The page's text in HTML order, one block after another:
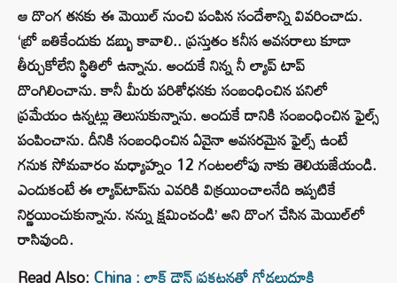
ఆ దొంగ తనకు ఈ మెయిల్ నుంచి పంపిన సందేశాన్ని వివరించాడు.
‘బ్రో బతికేందుకు డబ్బు కావాలి.. ప్రస్తుతం కనీస అవసరాలు కూడా
తీర్చుకోలేని స్థితిలో ఉన్నాను. అందుకే నిన్న నీ ల్యాప్ టాప్
దొంగిలించాను. కానీ మీరు పరిశోధనకు సంబంధించిన పనిలో
ప్రమేయం ఉన్నట్లు తెలుసుకున్నాను. అందుకే దానికి సంబంధించిన ఫైల్స్
పంపించాను. దీనికి సంబంధించిన ఏవైనా అవసరమైన ఫైల్స్‌ ఉంటే
గనుక సోమవారం మధ్యాహ్నం 12 గంటలలోపు నాకు తెలియజేయండి.
ఎందుకంటే ఈ ల్యాప్‌టాప్‌ను ఎవరికి విక్రయించాలనేది ఇప్పటికే
నిర్ణయించుకున్నాను. నన్ను క్షమించండి’ అని దొంగ చేసిన మెయిల్‌లో
రాసివుంది.